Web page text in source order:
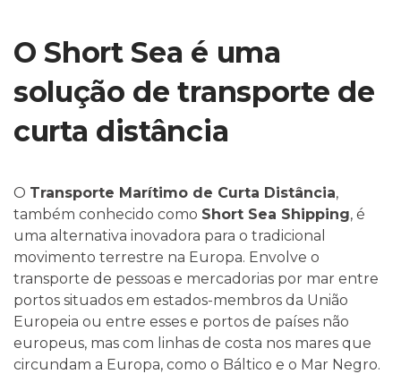
O Short Sea é uma
solução de transporte de
curta distância
O Transporte Marítimo de Curta Distância,
também conhecido como Short Sea Shipping, é
uma alternativa inovadora para o tradicional
movimento terrestre na Europa. Envolve o
transporte de pessoas e mercadorias por mar entre
portos situados em estados-membros da União
Europeia ou entre esses e portos de países não
europeus, mas com linhas de costa nos mares que
circundam a Europa, como o Báltico e o Mar Negro.